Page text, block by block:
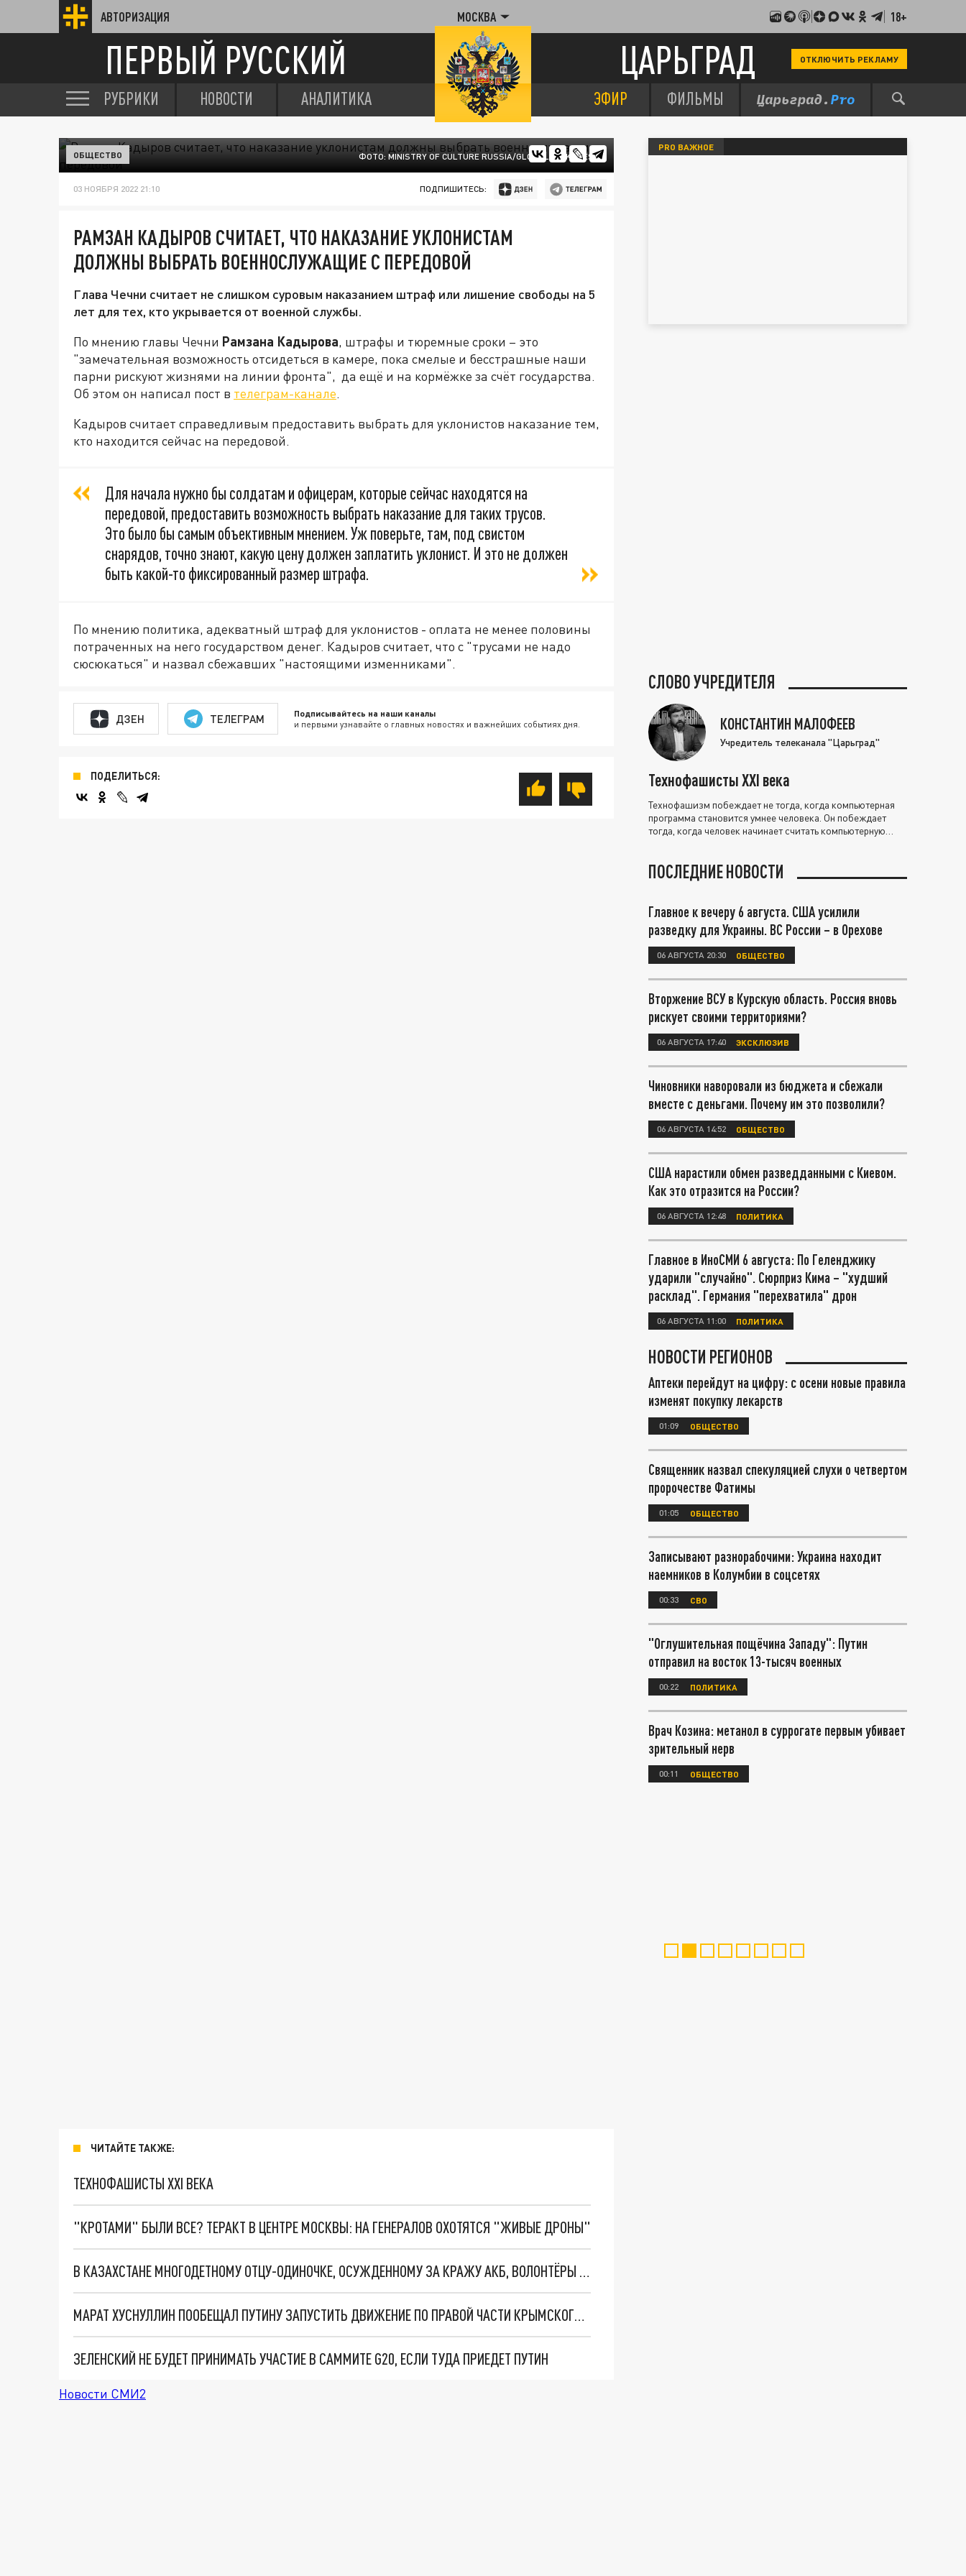
АВТОРИЗАЦИЯ МОСКВА 18+
ПЕРВЫЙ РУССКИЙ ЦАРЬГРАД ОТКЛЮЧИТЬ РЕКЛАМУ
РУБРИКИ НОВОСТИ АНАЛИТИКА ЭФИР ФИЛЬМЫ
ФОТО: MINISTRY OF CULTURE RUSSIA/GLOBALLOOKPRESS
ОБЩЕСТВО
03 НОЯБРЯ 2022 21:10 ПОДПИШИТЕСЬ:
РАМЗАН КАДЫРОВ СЧИТАЕТ, ЧТО НАКАЗАНИЕ УКЛОНИСТАМ
ДОЛЖНЫ ВЫБРАТЬ ВОЕННОСЛУЖАЩИЕ С ПЕРЕДОВОЙ
Глава Чечни считает не слишком суровым наказанием штраф или лишение свободы на 5
лет для тех, кто укрывается от военной службы.
По мнению главы Чечни Рамзана Кадырова, штрафы и тюремные сроки – это
"замечательная возможность отсидеться в камере, пока смелые и бесстрашные наши
парни рискуют жизнями на линии фронта", да ещё и на кормёжке за счёт государства.
Об этом он написал пост в телеграм-канале.
Кадыров считает справедливым предоставить выбрать для уклонистов наказание тем,
кто находится сейчас на передовой.
Для начала нужно бы солдатам и офицерам, которые сейчас находятся на
передовой, предоставить возможность выбрать наказание для таких трусов.
Это было бы самым объективным мнением. Уж поверьте, там, под свистом
снарядов, точно знают, какую цену должен заплатить уклонист. И это не должен
быть какой-то фиксированный размер штрафа.
По мнению политика, адекватный штраф для уклонистов - оплата не менее половины
потраченных на него государством денег. Кадыров считает, что с "трусами не надо
сюсюкаться" и назвал сбежавших "настоящими изменниками".
ДЗЕН ТЕЛЕГРАМ Подписывайтесь на наши каналы
и первыми узнавайте о главных новостях и важнейших событиях дня.
ПОДЕЛИТЬСЯ:
ЧИТАЙТЕ ТАКЖЕ:
ТЕХНОФАШИСТЫ XXI ВЕКА
"КРОТАМИ" БЫЛИ ВСЕ? ТЕРАКТ В ЦЕНТРЕ МОСКВЫ: НА ГЕНЕРАЛОВ ОХОТЯТСЯ "ЖИВЫЕ ДРОНЫ"
В КАЗАХСТАНЕ МНОГОДЕТНОМУ ОТЦУ-ОДИНОЧКЕ, ОСУЖДЕННОМУ ЗА КРАЖУ АКБ, ВОЛОНТЁРЫ ПОДАРИЛИ КВАРТИРУ
МАРАТ ХУСНУЛЛИН ПООБЕЩАЛ ПУТИНУ ЗАПУСТИТЬ ДВИЖЕНИЕ ПО ПРАВОЙ ЧАСТИ КРЫМСКОГО МОСТА 20 ДЕКАБРЯ
ЗЕЛЕНСКИЙ НЕ БУДЕТ ПРИНИМАТЬ УЧАСТИЕ В САММИТЕ G20, ЕСЛИ ТУДА ПРИЕДЕТ ПУТИН
Новости СМИ2
PRO ВАЖНОЕ
СЛОВО УЧРЕДИТЕЛЯ
КОНСТАНТИН МАЛОФЕЕВ
Учредитель телеканала "Царьград"
Технофашисты XXI века
Технофашизм побеждает не тогда, когда компьютерная
программа становится умнее человека. Он побеждает
тогда, когда человек начинает считать компьютерную
ПОСЛЕДНИЕ НОВОСТИ
Главное к вечеру 6 августа. США усилили
разведку для Украины. ВС России – в Орехове
06 АВГУСТА 20:30 ОБЩЕСТВО
Вторжение ВСУ в Курскую область. Россия вновь
рискует своими территориями?
06 АВГУСТА 17:40 ЭКСКЛЮЗИВ
Чиновники наворовали из бюджета и сбежали
вместе с деньгами. Почему им это позволили?
06 АВГУСТА 14:52 ОБЩЕСТВО
США нарастили обмен разведданными с Киевом.
Как это отразится на России?
06 АВГУСТА 12:48 ПОЛИТИКА
Главное в ИноСМИ 6 августа: По Геленджику
ударили "случайно". Сюрприз Кима – "худший
расклад". Германия "перехватила" дрон
06 АВГУСТА 11:00 ПОЛИТИКА
НОВОСТИ РЕГИОНОВ
Аптеки перейдут на цифру: с осени новые правила
изменят покупку лекарств
01:09 ОБЩЕСТВО
Священник назвал спекуляцией слухи о четвертом
пророчестве Фатимы
01:05 ОБЩЕСТВО
Записывают разнорабочими: Украина находит
наемников в Колумбии в соцсетях
00:33 СВО
"Оглушительная пощёчина Западу": Путин
отправил на восток 13-тысяч военных
00:22 ПОЛИТИКА
Врач Козина: метанол в суррогате первым убивает
зрительный нерв
00:11 ОБЩЕСТВО